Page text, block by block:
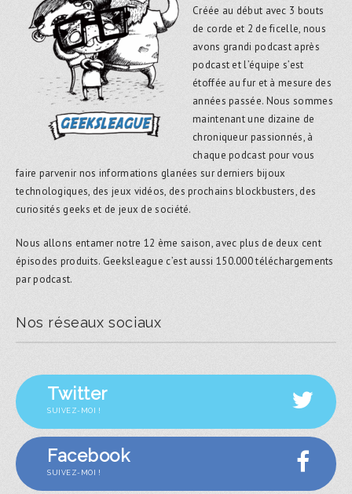
Créée au début avec 3 bouts
de corde et 2 de ficelle, nous
avons grandi podcast après
podcast et l’équipe s’est
étoffée au fur et à mesure des
années passée. Nous sommes
maintenant une dizaine de
chroniqueur passionnés, à
chaque podcast pour vous
faire parvenir nos informations glanées sur derniers bijoux
technologiques, des jeux vidéos, des prochains blockbusters, des
curiosités geeks et de jeux de société.
Nous allons entamer notre 12 ème saison, avec plus de deux cent
épisodes produits. Geeksleague c’est aussi 150.000 téléchargements
par podcast.
Nos réseaux sociaux
Twitter
SUIVEZ-MOI !
Facebook
SUIVEZ-MOI !